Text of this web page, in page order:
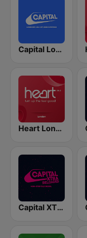
Capital London
Heart London
Capital XTRA Reloaded